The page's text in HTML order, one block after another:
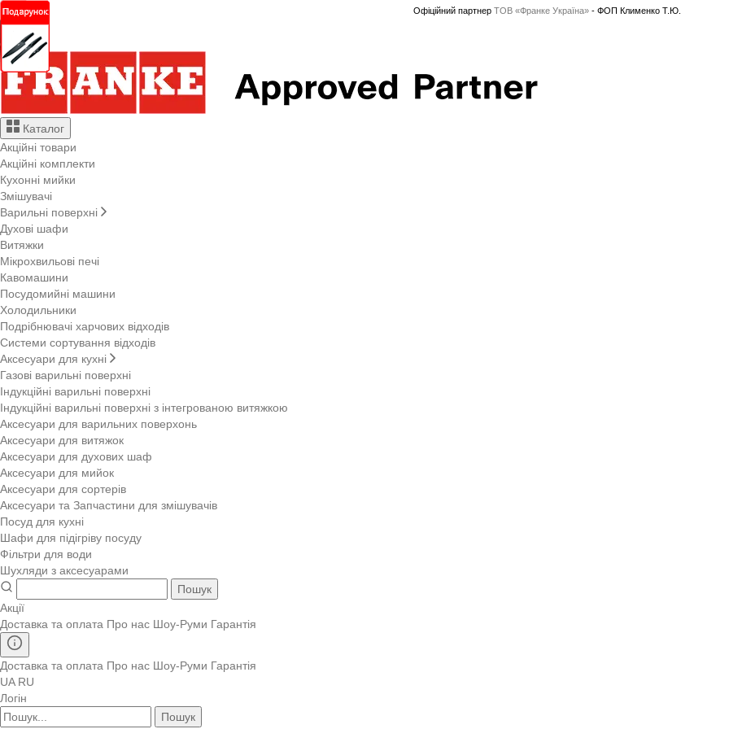
Офіційний партнер ТОВ «Франке Україна»- ФОП Клименко Т.Ю.
Каталог
Акційні товари
Акційні комплекти
Кухонні мийки
Змішувачі
Варильні поверхні
Духові шафи
Витяжки
Мікрохвильові печі
Кавомашини
Посудомийні машини
Холодильники
Подрібнювачі харчових відходів
Системи сортування відходів
Аксесуари для кухні
Газові варильні поверхні
Індукційні варильні поверхні
Індукційні варильні поверхні з інтегрованою витяжкою
Аксесуари для варильних поверхонь
Аксесуари для витяжок
Аксесуари для духових шаф
Аксесуари для мийок
Аксесуари для сортерів
Аксесуари та Запчастини для змішувачів
Посуд для кухні
Шафи для підігріву посуду
Фільтри для води
Шухляди з аксесуарами
Пошук
Акції
Доставка та оплата Про нас Шоу-Руми Гарантія
Доставка та оплата Про нас Шоу-Руми Гарантія
UA RU
Логін
Пошук